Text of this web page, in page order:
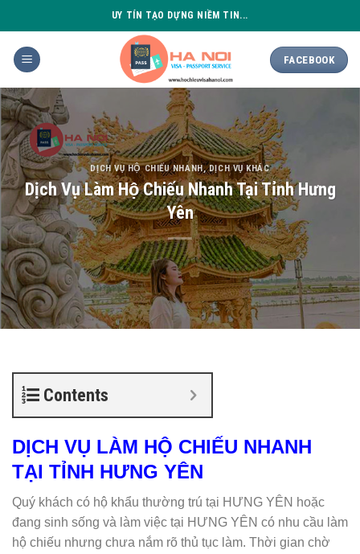
to
content
UY TÍN TẠO DỰNG NIỀM TIN...
FACEBOOK
DỊCH VỤ HỘ CHIẾU NHANH,DỊCH VỤ KHÁC
Dịch Vụ Làm Hộ Chiếu Nhanh Tại Tỉnh Hưng
Yên
Contents
DỊCH VỤ LÀM HỘ CHIẾU NHANH
TẠI TỈNH HƯNG YÊN
Quý khách có hộ khẩu thường trú tại HƯNG YÊN hoặc
đang sinh sống và làm việc tại HƯNG YÊN có nhu cầu làm
hộ chiếu nhưng chưa nắm rõ thủ tục làm. Thời gian chờ